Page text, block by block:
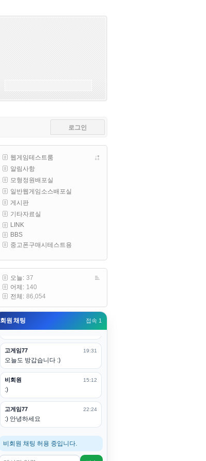
로그인
웹게임테스트룸
알림사항
모형정원배포실
일반웹게임소스배포실
게시판
기타자료실
LINK
BBS
중고폰구매시테스트용
오늘: 37
어제: 140
전체: 86,054
회원 채팅 접속 1
00:19
밑에 일반웹게임이 더있었네요
esils
아 이제 2로 돌아왔군요
esils
다 펼쳐두면 너무길어서 ..
esils
모바일로 보는데도 좀 불편하더라
구요
니다. 벌써 12시가 넘었었네요
esils
어후 주무세요
고게임77 00:20
(__)수고하십시용!
고게임77 19:31
오늘도 방갑습니다 :)
비회원 15:12
:)
고게임77 22:24
:) 안녕하세요
비회원 채팅 허용 중입니다.